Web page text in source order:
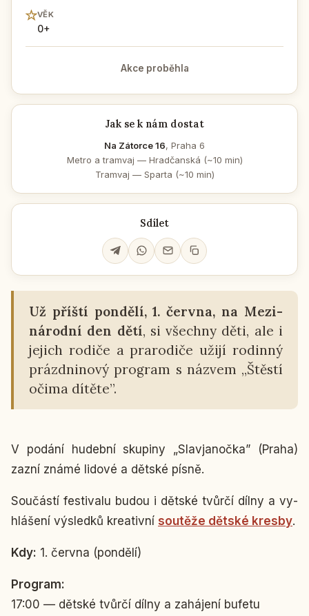
VĚK
0+
Akce proběhla
Jak se k nám dostat
Na Zátorce 16, Praha 6
Metro a tramvaj — Hradčanská (~10 min)
Tramvaj — Sparta (~10 min)
Sdílet
Už příští pon­dě­lí, 1. června, na Me­zi­
ná­rod­ní den dětí, si všech­ny děti, ale i
jejich rodiče a pra­ro­di­če užijí ro­din­ný
prázd­ni­no­vý pro­gram s názvem „Štěstí
očima dítěte”.
V podání hu­deb­ní sku­pi­ny „Sla­vja­nočka” (Praha)
zazní známé lidové a dětské písně.
Sou­čás­tí fes­ti­va­lu budou i dětské tvůrčí dílny a vy­
hlá­še­ní vý­sled­ků kre­a­tiv­ní sou­tě­že dětské kresby.
Kdy: 1. června (pon­dě­lí)
Pro­gram:
17:00 — dětské tvůrčí dílny a za­há­je­ní bufetu